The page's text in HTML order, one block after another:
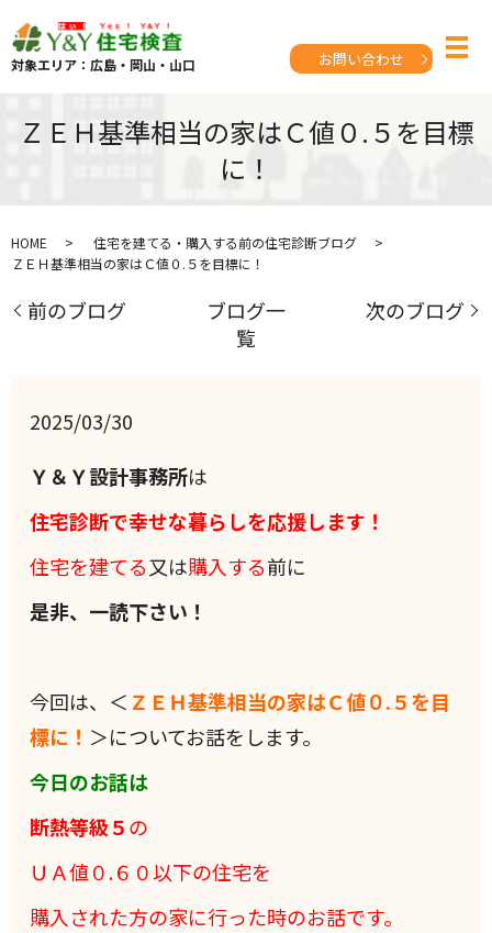
対象エリア：広島・岡山・山口 お問い合わせ
ＺＥＨ基準相当の家はＣ値０.５を目標
に！
HOME
住宅を建てる・購入する前の住宅診断ブログ
ＺＥＨ基準相当の家はＣ値０.５を目標に！
前のブログ
ブログ一
覧
次のブログ
2025/03/30
Ｙ＆Ｙ設計事務所は
住宅診断で幸せな暮らしを応援します！
住宅を建てる又は購入する前に
是非、一読下さい！
今回は、＜ ＺＥＨ基準相当の家はＣ値０.５を目
標に！ ＞についてお話をします。
今日のお話は
断熱等級５の
ＵＡ値０.６０以下の住宅を
購入された方の家に行った時のお話です。